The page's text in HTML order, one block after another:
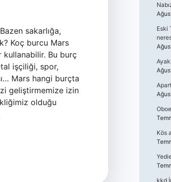
sakarlığa,
Koç burcu Mars
Bu burç
işçiliği, spor,
Mars hangi burçta
geliştirmemize izin
olduğu
Eski
Kös
kkd